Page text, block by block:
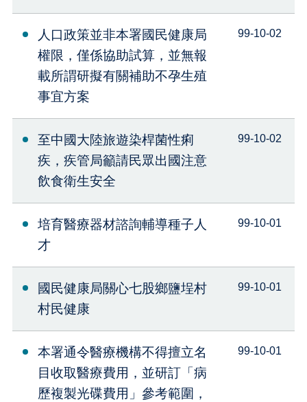
人口政策並非本署國民健康局
權限，僅係協助試算，並無報
載所謂研擬有關補助不孕生殖
事宜方案
99-10-02
至中國大陸旅遊染桿菌性痢
疾，疾管局籲請民眾出國注意
飲食衛生安全
99-10-02
培育醫療器材諮詢輔導種子人
才
99-10-01
國民健康局關心七股鄉鹽埕村
村民健康
99-10-01
本署通令醫療機構不得擅立名
目收取醫療費用，並研訂「病
歷複製光碟費用」參考範圍，
99-10-01